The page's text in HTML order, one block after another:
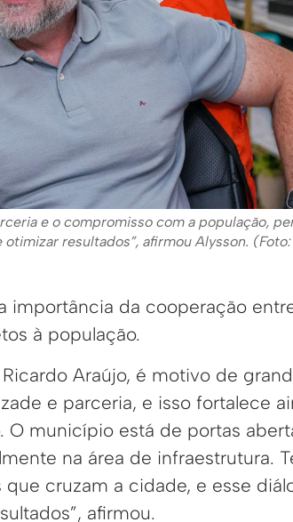
e o compromisso com a população,
resultados”, afirmou Alysson. (Foto:
importância da cooperação
à população.
Araújo, é motivo de
e parceria, e isso fortalece
município está de portas
na área de infraestrutura.
cruzam a cidade, e esse
afirmou.